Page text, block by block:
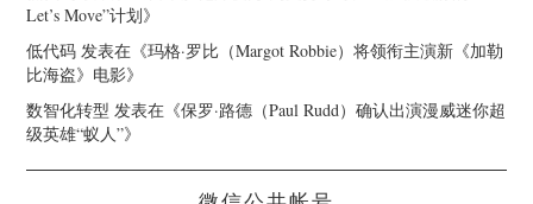
Let’s Move”计划》
低代码 发表在《玛格·罗比（Margot Robbie）将领衔主演新《加勒
比海盗》电影》
数智化转型 发表在《保罗·路德（Paul Rudd）确认出演漫威迷你超
级英雄“蚁人”》